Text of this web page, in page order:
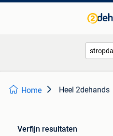
Home Heel 2dehands
Verfijn resultaten